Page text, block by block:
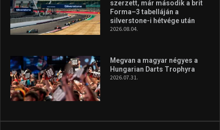
szerzett, már második a brit
Forma–3 tabelláján a
silverstone-i hétvége után
2026.08.04.
Megvan a magyar négyes a
Hungarian Darts Trophyra
2026.07.31.